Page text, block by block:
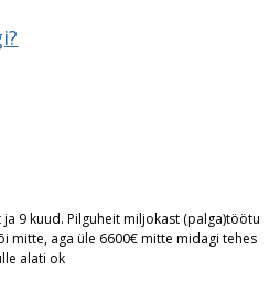
9 kuud. Pilguheit miljokast (palga)töötu
mitte, aga üle 6600€ mitte midagi tehes
alati ok